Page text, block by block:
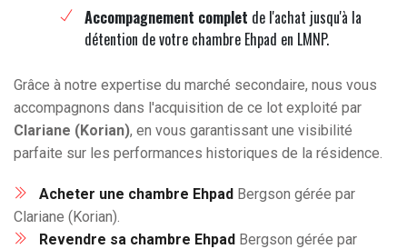
Accompagnement complet de l'achat jusqu'à la
détention de votre chambre Ehpad en LMNP.
Grâce à notre expertise du marché secondaire, nous vous
accompagnons dans l'acquisition de ce lot exploité par
Clariane (Korian), en vous garantissant une visibilité
parfaite sur les performances historiques de la résidence.
Acheter une chambre Ehpad Bergson gérée par
Clariane (Korian).
Revendre sa chambre Ehpad Bergson gérée par